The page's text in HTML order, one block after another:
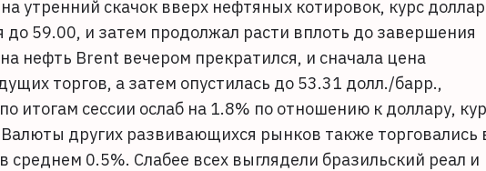
утренний скачок вверх нефтяных котировок, курс
до 59.00, и затем продолжал расти вплоть до завершения
нефть Brent вечером прекратился, и сначала цена
торгов, а затем опустилась до 53.31 долл./барр.,
итогам сессии ослаб на 1.8% по отношению к доллару,
других развивающихся рынков также торговались
среднем 0.5%. Слабее всех выглядели бразильский реал и